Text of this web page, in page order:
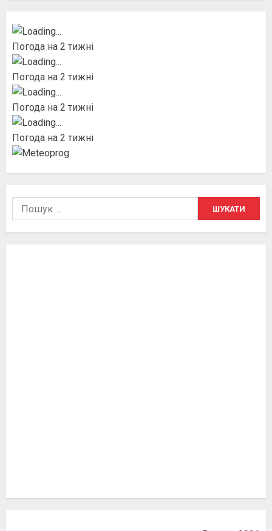
Погода на 2 тижні
Погода на 2 тижні
Погода на 2 тижні
Погода на 2 тижні
Пошук: